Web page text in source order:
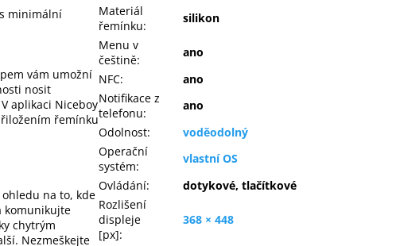
minimální
vám umožní
nosit
aplikaci Niceboy
řemínku
na to, kde
komunikujte
chytrým
Nezmeškejte
Materiál
řemínku:
silikon
Menu v
češtině:
ano
NFC:
ano
Notifikace z
telefonu:
ano
Odolnost:
voděodolný
Operační
systém:
vlastní OS
Ovládání:
dotykové, tlačítkové
Rozlišení
displeje
[px]:
368 × 448